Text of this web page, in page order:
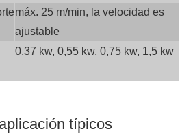
máx. 25 m/min, la velocidad es
ajustable
0,37 kw, 0,55 kw, 0,75 kw, 1,5 kw
típicos